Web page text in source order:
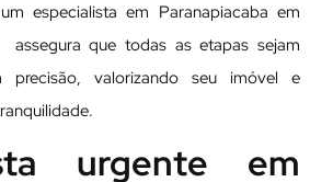
especialista em Paranapiacaba em
assegura que todas as etapas sejam
precisão, valorizando seu imóvel e
urgente em